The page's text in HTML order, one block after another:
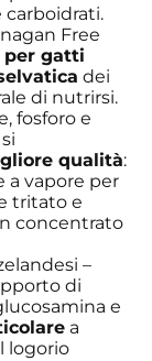
Free
per gatti
dei
di nutrirsi.
fosforo e
qualità:
a vapore per
tritato e
concentrato
–
di
e
a
logorio